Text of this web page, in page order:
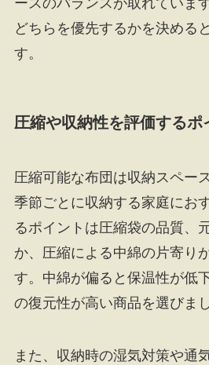
どちらを優先するかを決める
す。
圧縮や収納性を評価するポ
圧縮可能な布団は収納スペー
季節ごとに収納する家庭にお
るポイントは圧縮袋の品質、
か、圧縮による中綿の片寄り
す。中綿が偏ると保温性が低
の復元性が高い商品を選びまし
また、収納時の湿気対策や通